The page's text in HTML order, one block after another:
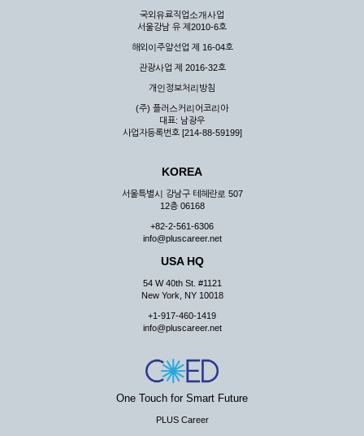
게 누설, 배포하여서는 안됩니다. 다만, 관계법령에 의하여 국가
기관 등의 합법적인 요구가 있는 경우에는 해당 되지 않습니다.
③ 회사는 이용자로부터 제기되는 의견이나 불만이 정당하다고
인정할 경우에는 즉시 처리하여야 하며, 즉시 처리가 곤란한 경
우 그 처리를 위해 노력해야 합니다.
제7조 (회원의 의무)
① 회원은 ID와 비밀 번호에 관한 모든 관리의 책임이 있으며
② 회원은 이용신청서의 기재내용 중 변경된 내용이 있는 경우
서비스를 통하여 그 내용을 회사에 통지하여야 합니다.
③ 다른 회원의 ID와 비밀번호를 부당하게 사용하는 행위를
④ 회원은 회사의 서비스에서 타 사이트의 홍보행위를 하지 않
아야 하며 공공질서나 미풍약속에 위배되는 내용 혹은 저작권을
리 행위도 할 수 없습니다.
사가 통지하는 사항을 준수하여야 하며, 기타 회사의 업무에 방
해되는 행위를 하여서는 아니 됩니다.
제8조 (회원의 관리)
① 회원은 언제든 이 약관에 대한 동의를 철회할 수 있습니다.
국외유료직업소개사업
서울강남 유 제2010-6호
해외이주알선업 제 16-04호
관광사업 제 2016-32호
개인정보처리방침
(주) 플러스커리어코리아
대표: 남광우
사업자등록번호 [214-88-59199]
KOREA
서울특별시 강남구 테헤란로 507
12층 06168
+82-2-561-6306
info@pluscareer.net
USA HQ
54 W 40th St. #1121
New York, NY 10018
+1-917-460-1419
info@pluscareer.net
One Touch for Smart Future
PLUS Career